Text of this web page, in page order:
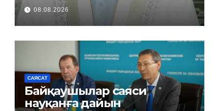
08.08.2026
САЯСАТ
Байқаушылар саяси
науқанға дайын